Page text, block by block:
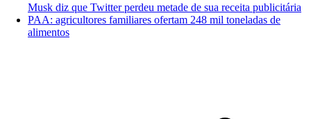
Musk diz que Twitter perdeu metade de sua receita publicitária
PAA: agricultores familiares ofertam 248 mil toneladas de
alimentos